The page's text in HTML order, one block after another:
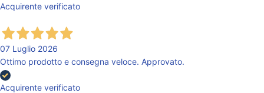
Acquirente verificato
07 Luglio 2026
Ottimo prodotto e consegna veloce. Approvato.
Acquirente verificato